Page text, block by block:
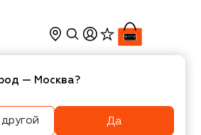
Игрушки Аксесcуары
— Москва?
Да